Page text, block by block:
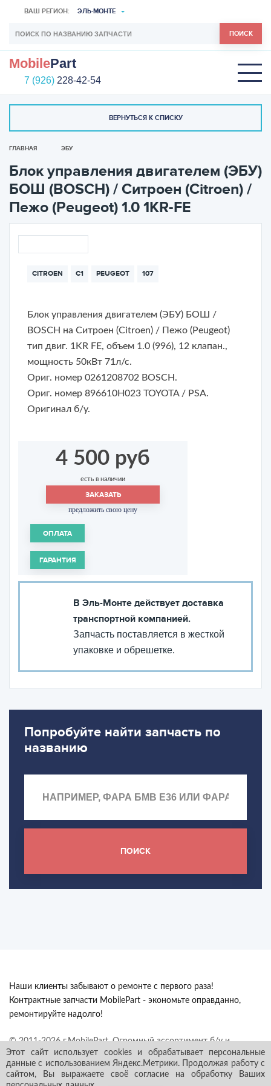
ВАШ РЕГИОН: ЭЛЬ-МОНТЕ
ПОИСК
MobilePart
7 (926) 228-42-54
ВЕРНУТЬСЯ К СПИСКУ
ГЛАВНАЯ ЭБУ
Блок управления двигателем (ЭБУ)
БОШ (BOSCH) / Ситроен (Citroen) /
Пежо (Peugeot) 1.0 1KR-FE
CITROEN C1 PEUGEOT 107
Блок управления двигателем (ЭБУ) БОШ /
BOSCH на Ситроен (Citroen) / Пежо (Peugeot)
тип двиг. 1KR FE, объем 1.0 (996), 12 клапан.,
мощность 50кВт 71л/с.
Ориг. номер 0261208702 BOSCH.
Ориг. номер 896610H023 TOYOTA / PSA.
Оригинал б/у.
4 500 руб
есть в наличии
ЗАКАЗАТЬ
предложить свою цену
ОПЛАТА
ГАРАНТИЯ
В Эль-Монте действует доставка
транспортной компанией.
Запчасть поставляется в жесткой
упаковке и обрешетке.
Попробуйте найти запчасть по
названию
ПОИСК
Наши клиенты забывают о ремонте с первого раза!
Контрактные запчасти MobilePart - экономьте оправданно,
ремонтируйте надолго!
© 2011-2026 г.MobilePart. Огромный ассортимент б/у и
контрактных автозапчастей из Европы с гарантией в наличии и
под заказ. Все права защищены.
Этот сайт использует cookies и обрабатывает персональные
данные с использованием Яндекс.Метрики. Продолжая работу с
сайтом, Вы выражаете своё согласие на обработку Ваших